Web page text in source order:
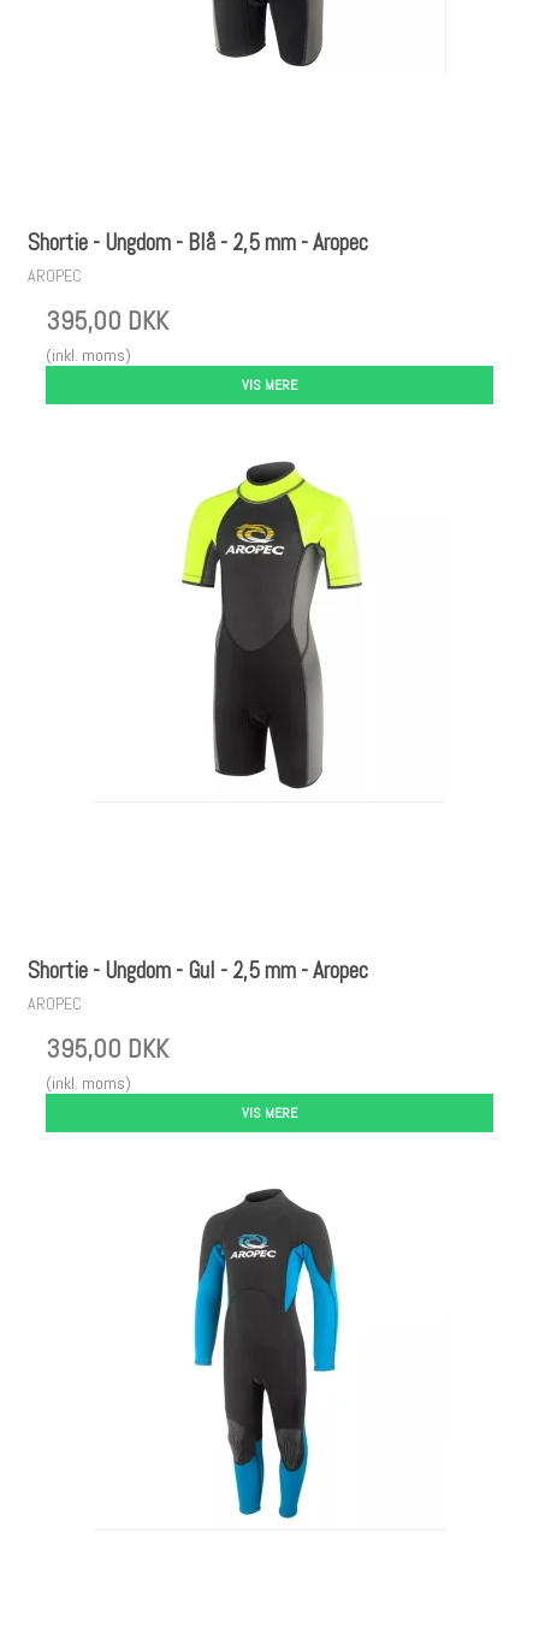
Shortie - Ungdom - Blå - 2,5 mm - Aropec
AROPEC
395,00 DKK
(inkl. moms)
VIS MERE
Shortie - Ungdom - Gul - 2,5 mm - Aropec
AROPEC
395,00 DKK
(inkl. moms)
VIS MERE